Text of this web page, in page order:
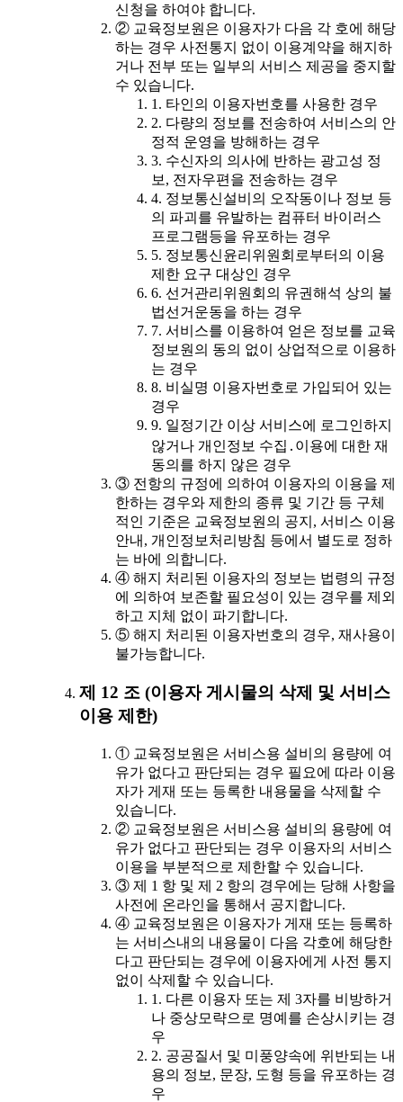
신청을 하여야 합니다.
② 교육정보원은 이용자가 다음 각 호에 해당
하는 경우 사전통지 없이 이용계약을 해지하
거나 전부 또는 일부의 서비스 제공을 중지할
수 있습니다.
1. 타인의 이용자번호를 사용한 경우
2. 다량의 정보를 전송하여 서비스의 안
정적 운영을 방해하는 경우
3. 수신자의 의사에 반하는 광고성 정
보, 전자우편을 전송하는 경우
4. 정보통신설비의 오작동이나 정보 등
의 파괴를 유발하는 컴퓨터 바이러스
프로그램등을 유포하는 경우
5. 정보통신윤리위원회로부터의 이용
제한 요구 대상인 경우
6. 선거관리위원회의 유권해석 상의 불
법선거운동을 하는 경우
7. 서비스를 이용하여 얻은 정보를 교육
정보원의 동의 없이 상업적으로 이용하
는 경우
8. 비실명 이용자번호로 가입되어 있는
경우
9. 일정기간 이상 서비스에 로그인하지
않거나 개인정보 수집․이용에 대한 재
동의를 하지 않은 경우
③ 전항의 규정에 의하여 이용자의 이용을 제
한하는 경우와 제한의 종류 및 기간 등 구체
적인 기준은 교육정보원의 공지, 서비스 이용
안내, 개인정보처리방침 등에서 별도로 정하
는 바에 의합니다.
④ 해지 처리된 이용자의 정보는 법령의 규정
에 의하여 보존할 필요성이 있는 경우를 제외
하고 지체 없이 파기합니다.
⑤ 해지 처리된 이용자번호의 경우, 재사용이
불가능합니다.
제 12 조 (이용자 게시물의 삭제 및 서비스
이용 제한)
① 교육정보원은 서비스용 설비의 용량에 여
유가 없다고 판단되는 경우 필요에 따라 이용
자가 게재 또는 등록한 내용물을 삭제할 수
있습니다.
② 교육정보원은 서비스용 설비의 용량에 여
유가 없다고 판단되는 경우 이용자의 서비스
이용을 부분적으로 제한할 수 있습니다.
③ 제 1 항 및 제 2 항의 경우에는 당해 사항을
사전에 온라인을 통해서 공지합니다.
④ 교육정보원은 이용자가 게재 또는 등록하
는 서비스내의 내용물이 다음 각호에 해당한
다고 판단되는 경우에 이용자에게 사전 통지
없이 삭제할 수 있습니다.
1. 다른 이용자 또는 제 3자를 비방하거
나 중상모략으로 명예를 손상시키는 경
우
2. 공공질서 및 미풍양속에 위반되는 내
용의 정보, 문장, 도형 등을 유포하는 경
우